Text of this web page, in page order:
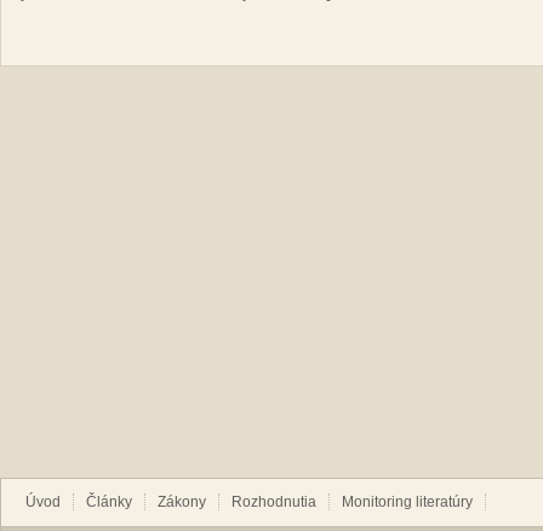
Úvod Články Zákony Rozhodnutia Monitoring literatúry